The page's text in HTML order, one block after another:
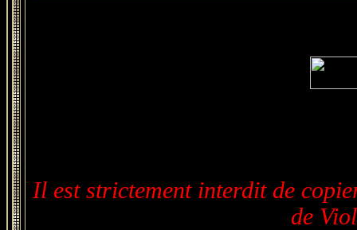
Il est strictement interdit de
de